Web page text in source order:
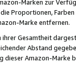
Marken zur
Proportionen,
Marke entfernen.
Gesamtheit
Abstand
dieser Amazon-Marke